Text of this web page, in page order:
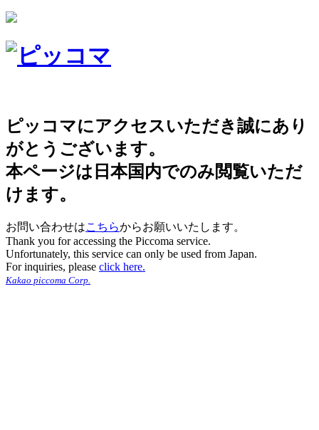
ピッコマにアクセスいただき誠にあり
がとうございます。
本ページは日本国内でのみ閲覧いただ
けます。
お問い合わせはこちらからお願いいたします。
Thank you for accessing the Piccoma service.
Unfortunately, this service can only be used from Japan.
For inquiries, please click here.
Kakao piccoma Corp.